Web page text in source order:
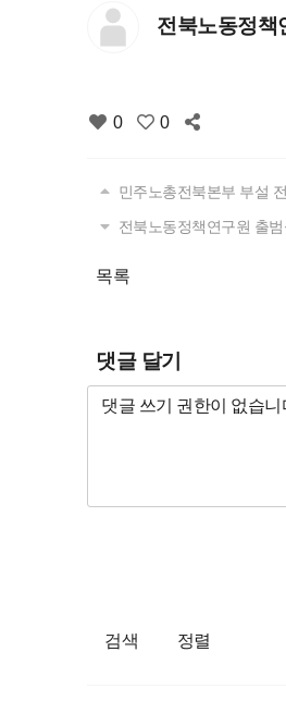
전북노동정책
0 0
민주노총전북본부 부설
전북노동정책연구원 출범
목록
댓글 달기
검색 정렬